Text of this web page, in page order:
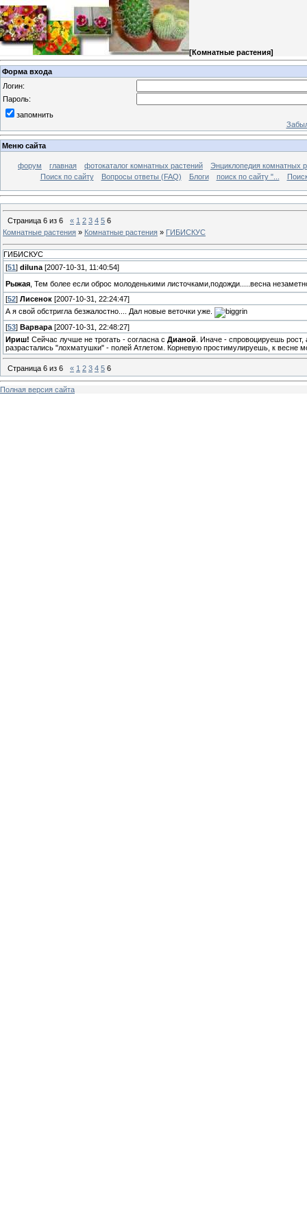
[Комнатные растения]
Форма входа
Логин:
Пароль:
запомнить
Меню сайта
форум главная фотокаталог комнатных растений
Энциклопедия комнатных
Поиск по сайту
Вопросы ответы (FAQ) Блоги поиск по сайту "...
Страница 6 из 6 « 1 2 3 4 5 6
Комнатные растения » Комнатные растения » ГИБИСКУС
ГИБИСКУС
[51] diluna [2007-10-31, 11:40:54]
Рыжая , Тем более если оброс молоденькими листочками,подожди.....весна
[52] Лисенок [2007-10-31, 22:24:47]
А я свой обстригла безжалостно.... Дал новые веточки уже.
[53] Варвара [2007-10-31, 22:48:27]
Ириш! Сейчас лучше не трогать - согласна с Дианой . Иначе - спровоцируешь
разрастались "лохматушки" - полей Атлетом. Корневую простимулируешь, к весне
Страница 6 из 6 « 1 2 3 4 5 6
Полная версия сайта